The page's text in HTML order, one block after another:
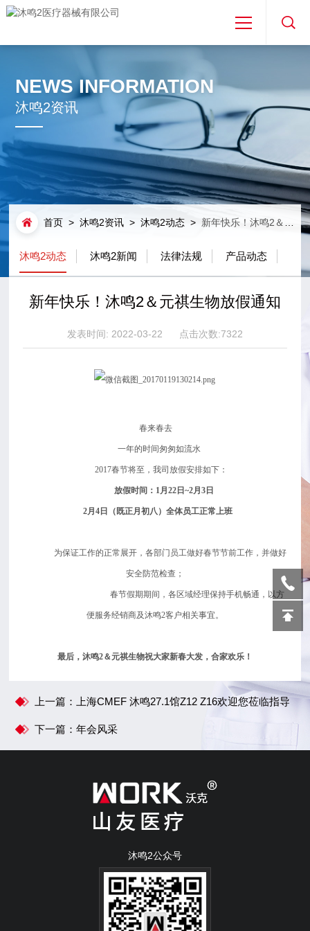
关于沐鸣2
沐鸣2产品
沐鸣2资讯
专利合作
NEWS INFORMATION
沐鸣2资讯
首页 >沐鸣2资讯 >沐鸣2动态 > 新年快乐！沐鸣2＆元祺生物放假通知
沐鸣2动态 沐鸣2新闻 法律法规 产品动态
新年快乐！沐鸣2＆元祺生物放假通知
发表时间: 2022-03-22 点击次数:7322
春来春去
一年的时间匆匆如流水
2017春节将至，我司放假安排如下：
放假时间：1月22日~2月3日
2月4日（既正月初八）全体员工正常上班
为保证工作的正常展开，各部门员工做好春节节前工作，并做好
安全防范检查；
春节假期期间，各区域经理保持手机畅通，以方
便服务经销商及沐鸣2客户相关事宜。
最后，沐鸣2＆元祺生物祝大家新春大发，合家欢乐！
上一篇：上海CMEF 沐鸣27.1馆Z12 Z16欢迎您莅临指导
下一篇：年会风采
沐鸣2公众号